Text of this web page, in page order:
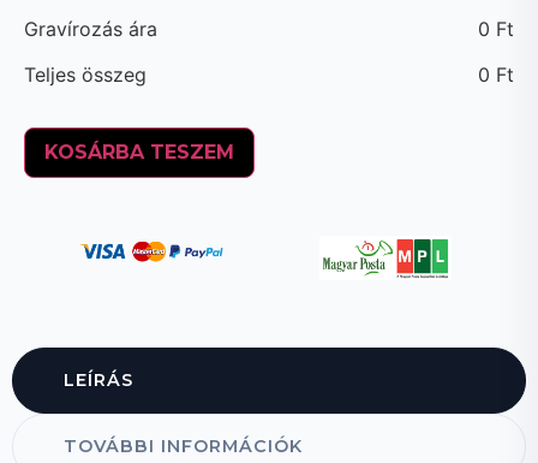
Gravírozás ára
0 Ft
Teljes összeg
0 Ft
KOSÁRBA TESZEM
LEÍRÁS
TOVÁBBI INFORMÁCIÓK